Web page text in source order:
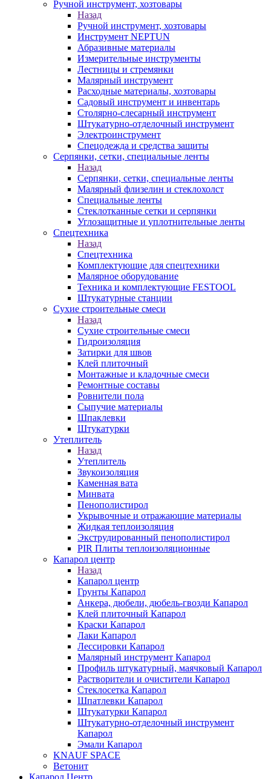
Ручной инструмент, хозтовары
Назад
Ручной инструмент, хозтовары
Инструмент NEPTUN
Абразивные материалы
Измерительные инструменты
Лестницы и стремянки
Малярный инструмент
Расходные материалы, хозтовары
Садовый инструмент и инвентарь
Столярно-слесарный инструмент
Штукатурно-отделочный инструмент
Электроинструмент
Спецодежда и средства защиты
Серпянки, сетки, специальные ленты
Назад
Серпянки, сетки, специальные ленты
Малярный флизелин и стеклохолст
Специальные ленты
Стеклотканные сетки и серпянки
Углозащитные и уплотнительные ленты
Спецтехника
Назад
Спецтехника
Комплектующие для спецтехники
Малярное оборудование
Техника и комплектующие FESTOOL
Штукатурные станции
Сухие строительные смеси
Назад
Сухие строительные смеси
Гидроизоляция
Затирки для швов
Клей плиточный
Монтажные и кладочные смеси
Ремонтные составы
Ровнители пола
Сыпучие материалы
Шпаклевки
Штукатурки
Утеплитель
Назад
Утеплитель
Звукоизоляция
Каменная вата
Минвата
Пенополистирол
Укрывочные и отражающие материалы
Жидкая теплоизоляция
Экструдированный пенополистирол
PIR Плиты теплоизоляционные
Капарол центр
Назад
Капарол центр
Грунты Капарол
Анкера, дюбели, дюбель-гвозди Капарол
Клей плиточный Капарол
Краски Капарол
Лаки Капарол
Лессировки Капарол
Малярный инструмент Капарол
Профиль штукатурный, маячковый Капарол
Растворители и очистители Капарол
Cтеклосетка Капарол
Шпатлевки Капарол
Штукатурки Капарол
Штукатурно-отделочный инструмент
Капарол
Эмали Капарол
KNAUF SPACE
Ветонит
Капарол Центр